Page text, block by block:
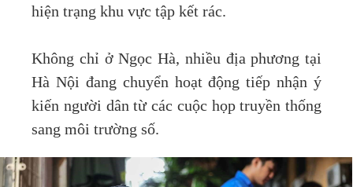
hiện trạng khu vực tập kết rác.
Không chỉ ở Ngọc Hà, nhiều địa phương tại
Hà Nội đang chuyển hoạt động tiếp nhận ý
kiến người dân từ các cuộc họp truyền thống
sang môi trường số.